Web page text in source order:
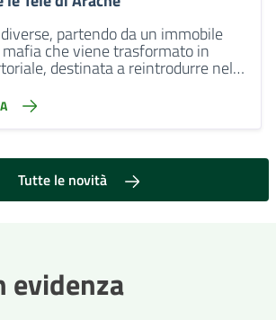
partendo da un immobile
che viene trasformato in
destinata a reintrodurre nella
usciti da circuiti penali
Tutte le novità
evidenza